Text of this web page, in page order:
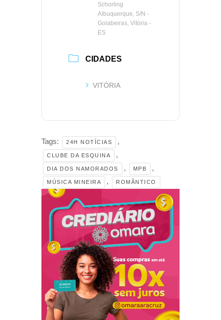
Schorling
Albuquerque, S/N -
Goiabeiras, Vitória -
ES
CIDADES
VITÓRIA
Tags: 24H NOTÍCIAS ,
CLUBE DA ESQUINA ,
DIA DOS NAMORADOS , MPB ,
MÚSICA MINEIRA , ROMÂNTICO